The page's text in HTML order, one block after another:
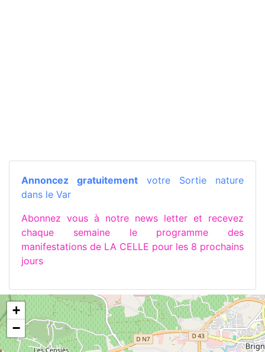
Annoncez gratuitement votre Sortie nature
dans le Var
Abonnez vous à notre news letter et recevez
chaque semaine le programme des
manifestations de LA CELLE pour les 8 prochains
jours
+
−